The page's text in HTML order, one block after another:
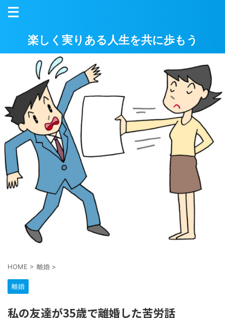
楽しく実りある人生を共に歩もう
HOME > 離婚 >
離婚
私の友達が35歳で離婚した苦労話